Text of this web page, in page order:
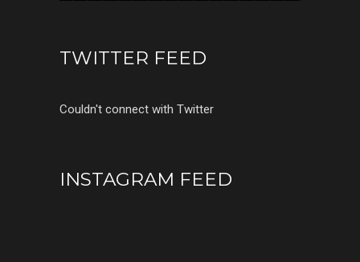
TWITTER FEED
Couldn't connect with Twitter
INSTAGRAM FEED